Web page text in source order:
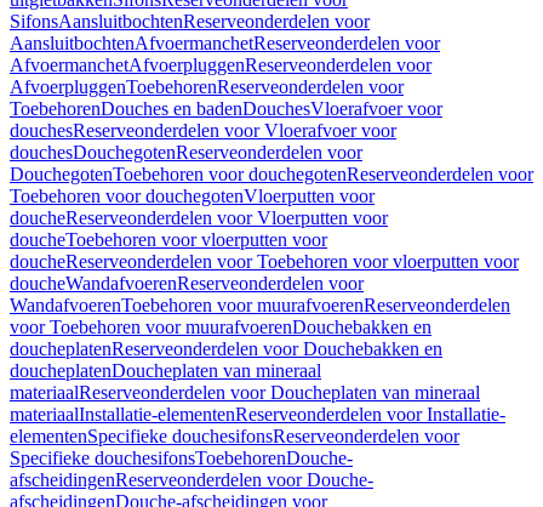
SifonsAansluitbochtenReserveonderdelen voor
AansluitbochtenAfvoermanchetReserveonderdelen voor
AfvoermanchetAfvoerpluggenReserveonderdelen voor
AfvoerpluggenToebehorenReserveonderdelen voor
ToebehorenDouches en badenDouchesVloerafvoer voor
douchesReserveonderdelen voor Vloerafvoer voor
douchesDouchegotenReserveonderdelen voor
DouchegotenToebehoren voor douchegotenReserveonderdelen voor
Toebehoren voor douchegotenVloerputten voor
doucheReserveonderdelen voor Vloerputten voor
doucheToebehoren voor vloerputten voor
doucheReserveonderdelen voor Toebehoren voor vloerputten voor
doucheWandafvoerenReserveonderdelen voor
WandafvoerenToebehoren voor muurafvoerenReserveonderdelen
voor Toebehoren voor muurafvoerenDouchebakken en
doucheplatenReserveonderdelen voor Douchebakken en
doucheplatenDoucheplaten van mineraal
materiaalReserveonderdelen voor Doucheplaten van mineraal
materiaalInstallatie-elementenReserveonderdelen voor Installatie-
elementenSpecifieke douchesifonsReserveonderdelen voor
Specifieke douchesifonsToebehorenDouche-
afscheidingenReserveonderdelen voor Douche-
afscheidingenDouche-afscheidingen voor